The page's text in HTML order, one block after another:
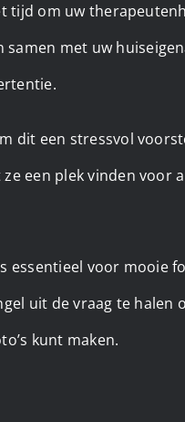
tijd om uw
met uw
dit een stressvol
een plek vinden voor
voor mooie
uit de vraag te halen
kunt maken.